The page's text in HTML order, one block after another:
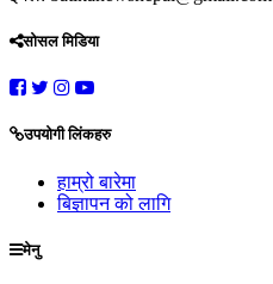
सोसल मिडिया
उपयोगी लिंकहरु
हाम्रो बारेमा
बिज्ञापन को लागि
मेनु